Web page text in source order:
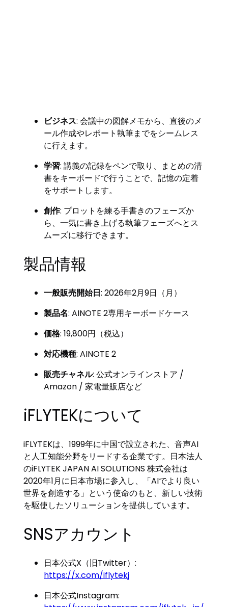
ビジネス: 会議中の図解メモから、直後のメ
ール作成やレポート執筆までをシームレス
に行えます。
学習: 講義の記録をペンで取り、まとめの清
書をキーボードで行うことで、記憶の定着
をサポートします。
創作: プロットを練る手書きのフェーズか
ら、一気に書き上げる執筆フェーズへとス
ムーズに移行できます。
製品情報
一般販売開始日: 2026年2月9日（月）
製品名: AINOTE 2専用キーボードケース
価格: 19,800円（税込）
対応機種: AINOTE 2
販売チャネル: 公式オンラインストア /
Amazon / 家電量販店など
iFLYTEKについて
iFLYTEKは、1999年に中国で設立された、音声AI
と人工知能分野をリードする企業です。日本法人
のiFLYTEK JAPAN AI SOLUTIONS 株式会社は
2020年1月に日本市場に参入し、「AIでより良い
世界を創造する」という使命のもと、新しい技術
を駆使したソリューションを提供しています。
SNSアカウント
日本公式X（旧Twitter）:
https://x.com/iflytekj
日本公式Instagram: